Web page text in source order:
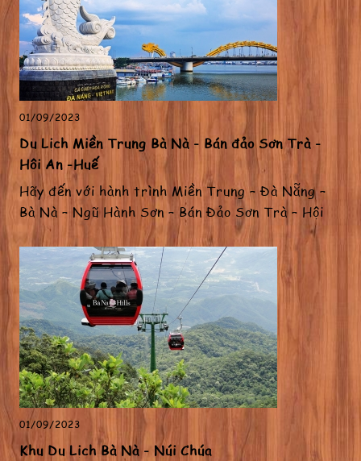
01/09/2023
Du Lịch Miền Trung Bà Nà - Bán đảo Sơn Trà -
Hội An -Huế
Hãy đến với hành trình Miền Trung – Đà Nẵng –
Bà Nà – Ngũ Hành Sơn – Bán Đảo Sơn Trà – Hội
An – Huế...
01/09/2023
Khu Du Lịch Bà Nà - Núi Chúa